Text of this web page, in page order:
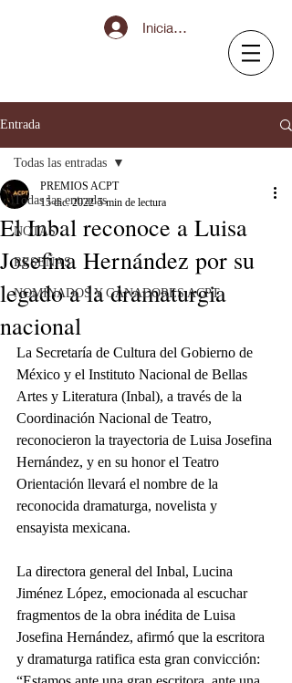
Iniciar sesión
Entrada
Todas las entradas
NOTAS
RESEÑAS
NOMINADOS Y GANADORES ACPT
Todas las entradas
El Inbal reconoce a Luisa
Josefina Hernández por su
legado a la dramaturgia
nacional
PREMIOS ACPT
15 dic. 2022 5 min de lectura
La Secretaría de Cultura del Gobierno de
México y el Instituto Nacional de Bellas
Artes y Literatura (Inbal), a través de la
Coordinación Nacional de Teatro,
reconocieron la trayectoria de Luisa Josefina
Hernández, y en su honor el Teatro
Orientación llevará el nombre de la
reconocida dramaturga, novelista y
ensayista mexicana.
La directora general del Inbal, Lucina
Jiménez López, emocionada al escuchar
fragmentos de la obra inédita de Luisa
Josefina Hernández, afirmó que la escritora
y dramaturga ratifica esta gran convicción: